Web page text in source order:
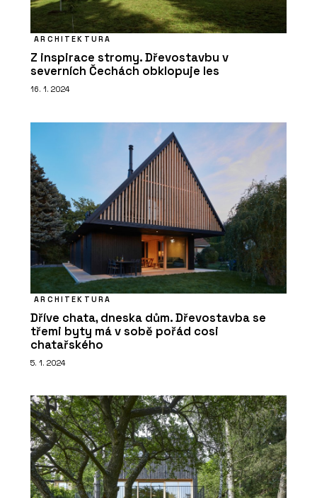
Konzultace - Hlinaři
ARCHITEKTURA
Z inspirace stromy. Dřevostavbu v
severních Čechách obklopuje les
16. 1. 2024
ARCHITEKTURA
Dříve chata, dneska dům. Dřevostavba se
třemi byty má v sobě pořád cosi
chatařského
5. 1. 2024